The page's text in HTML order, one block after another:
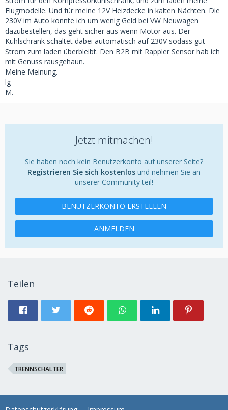
Flugmodelle. Und für meine 12V Heizdecke in kalten Nächten. Die
230V im Auto konnte ich um wenig Geld bei VW Neuwagen
dazubestellen, das geht sicher aus wenn Motor aus. Der
Kühlschrank schaltet dabei automatisch auf 230V sodass gut
Strom zum laden überbleibt. Den B2B mit Rappler Sensor hab ich
mit Genuss rausgehaun.
Meine Meinung.
lg
M.
Jetzt mitmachen!
Sie haben noch kein Benutzerkonto auf unserer Seite?
Registrieren Sie sich kostenlos und nehmen Sie an
unserer Community teil!
BENUTZERKONTO ERSTELLEN
ANMELDEN
Teilen
Tags
TRENNSCHALTER